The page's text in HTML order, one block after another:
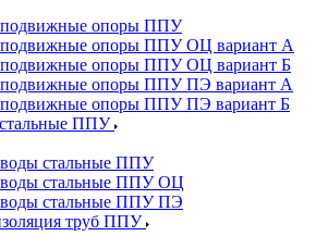
опоры ППУ
опоры ППУ ОЦ вариант А
опоры ППУ ОЦ вариант Б
опоры ППУ ПЭ вариант А
опоры ППУ ПЭ вариант Б
ППУ
стальные ППУ
стальные ППУ ОЦ
стальные ППУ ПЭ
труб ППУ